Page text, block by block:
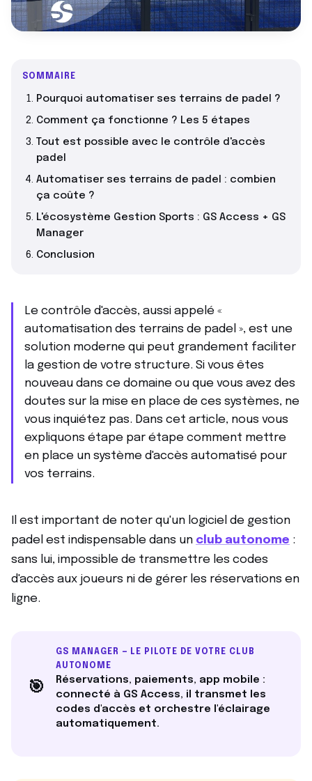
SOMMAIRE
Pourquoi automatiser ses terrains de padel ?
Comment ça fonctionne ? Les 5 étapes
Tout est possible avec le contrôle d'accès
padel
Automatiser ses terrains de padel : combien
ça coûte ?
L'écosystème Gestion Sports : GS Access + GS
Manager
Conclusion
Le contrôle d'accès, aussi appelé «
automatisation des terrains de padel », est une
solution moderne qui peut grandement faciliter
la gestion de votre structure. Si vous êtes
nouveau dans ce domaine ou que vous avez des
doutes sur la mise en place de ces systèmes, ne
vous inquiétez pas. Dans cet article, nous vous
expliquons étape par étape comment mettre
en place un système d'accès automatisé pour
vos terrains.
Il est important de noter qu'un logiciel de gestion
padel est indispensable dans un club autonome :
sans lui, impossible de transmettre les codes
d'accès aux joueurs ni de gérer les réservations en
ligne.
🎯
GS MANAGER — LE PILOTE DE VOTRE CLUB
AUTONOME
Réservations, paiements, app mobile :
connecté à GS Access, il transmet les
codes d'accès et orchestre l'éclairage
automatiquement.